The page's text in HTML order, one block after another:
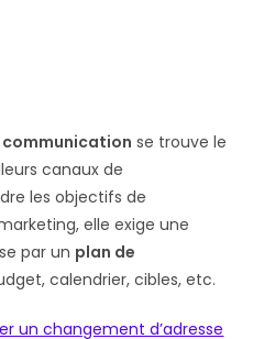
se trouve le
canaux de
les objectifs de
elle exige une
par un plan de
calendrier, cibles, etc.
un changement d’adresse